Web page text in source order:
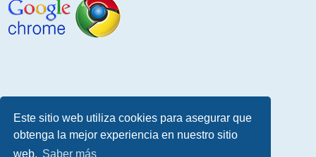
Este sitio web utiliza cookies para asegurar que
obtenga la mejor experiencia en nuestro sitio
web. Saber más